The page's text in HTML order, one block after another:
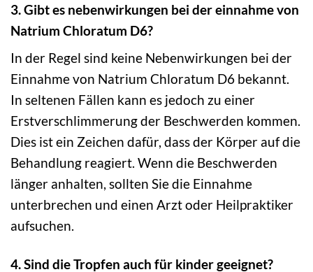
3. Gibt es nebenwirkungen bei der einnahme von
Natrium Chloratum D6?
In der Regel sind keine Nebenwirkungen bei der
Einnahme von Natrium Chloratum D6 bekannt.
In seltenen Fällen kann es jedoch zu einer
Erstverschlimmerung der Beschwerden kommen.
Dies ist ein Zeichen dafür, dass der Körper auf die
Behandlung reagiert. Wenn die Beschwerden
länger anhalten, sollten Sie die Einnahme
unterbrechen und einen Arzt oder Heilpraktiker
aufsuchen.
4. Sind die Tropfen auch für kinder geeignet?